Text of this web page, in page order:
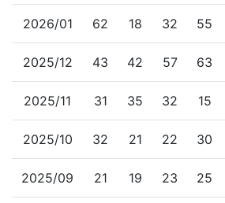
2026/01 62 18 32 55
2025/12 43 42 57 63
2025/11 31 35 32 15
2025/10 32 21 22 30
2025/09 21 19 23 25